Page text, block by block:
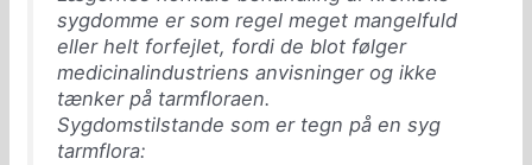
sygdomme er som regel meget mangelfuld
eller helt forfejlet, fordi de blot følger
medicinalindustriens anvisninger og ikke
tænker på tarmfloraen.
Sygdomstilstande som er tegn på en syg
tarmflora: